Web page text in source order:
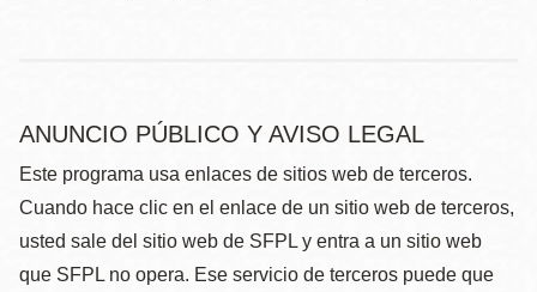
ANUNCIO PÚBLICO Y AVISO LEGAL
Este programa usa enlaces de sitios web de terceros.
Cuando hace clic en el enlace de un sitio web de terceros,
usted sale del sitio web de SFPL y entra a un sitio web
que SFPL no opera. Ese servicio de terceros puede que